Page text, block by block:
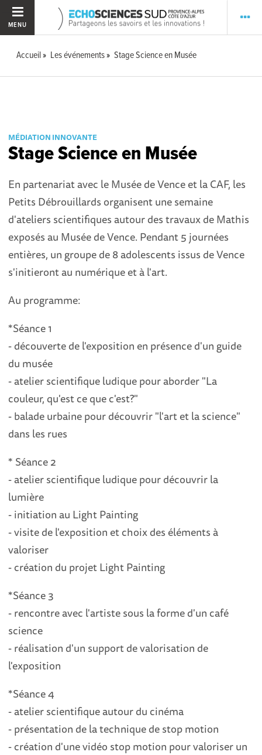
MENU
Accueil Les événements Stage Science en Musée
MÉDIATION INNOVANTE
Stage Science en Musée
En partenariat avec le Musée de Vence et la CAF, les
Petits Débrouillards organisent une semaine
d'ateliers scientifiques autour des travaux de Mathis
exposés au Musée de Vence. Pendant 5 journées
entières, un groupe de 8 adolescents issus de Vence
s'initieront au numérique et à l'art.
Au programme:
*Séance 1
- découverte de l'exposition en présence d'un guide
du musée
- atelier scientifique ludique pour aborder "La
couleur, qu'est ce que c'est?"
- balade urbaine pour découvrir "l'art et la science"
dans les rues
* Séance 2
- atelier scientifique ludique pour découvrir la
lumière
- initiation au Light Painting
- visite de l'exposition et choix des éléments à
valoriser
- création du projet Light Painting
*Séance 3
- rencontre avec l'artiste sous la forme d'un café
science
- réalisation d'un support de valorisation de
l'exposition
*Séance 4
- atelier scientifique autour du cinéma
- présentation de la technique de stop motion
- création d'une vidéo stop motion pour valoriser un